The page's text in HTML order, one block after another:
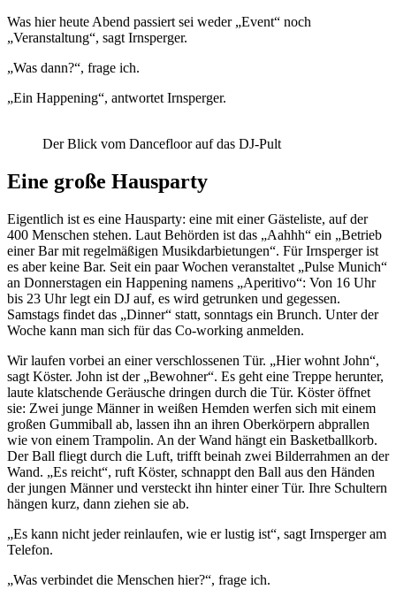
Was hier heute Abend passiert sei weder „Event“ noch
„Veranstaltung“, sagt Irnsperger.
„Was dann?“, frage ich.
„Ein Happening“, antwortet Irnsperger.
Der Blick vom Dancefloor auf das DJ-Pult
Eine große Hausparty
Eigentlich ist es eine Hausparty: eine mit einer Gästeliste, auf der
400 Menschen stehen. Laut Behörden ist das „Aahhh“ ein „Betrieb
einer Bar mit regelmäßigen Musikdarbietungen“. Für Irnsperger ist
es aber keine Bar. Seit ein paar Wochen veranstaltet „Pulse Munich“
an Donnerstagen ein Happening namens „Aperitivo“: Von 16 Uhr
bis 23 Uhr legt ein DJ auf, es wird getrunken und gegessen.
Samstags findet das „Dinner“ statt, sonntags ein Brunch. Unter der
Woche kann man sich für das Co-working anmelden.
Wir laufen vorbei an einer verschlossenen Tür. „Hier wohnt John“,
sagt Köster. John ist der „Bewohner“. Es geht eine Treppe herunter,
laute klatschende Geräusche dringen durch die Tür. Köster öffnet
sie: Zwei junge Männer in weißen Hemden werfen sich mit einem
großen Gummiball ab, lassen ihn an ihren Oberkörpern abprallen
wie von einem Trampolin. An der Wand hängt ein Basketballkorb.
Der Ball fliegt durch die Luft, trifft beinah zwei Bilderrahmen an der
Wand. „Es reicht“, ruft Köster, schnappt den Ball aus den Händen
der jungen Männer und versteckt ihn hinter einer Tür. Ihre Schultern
hängen kurz, dann ziehen sie ab.
„Es kann nicht jeder reinlaufen, wie er lustig ist“, sagt Irnsperger am
Telefon.
„Was verbindet die Menschen hier?“, frage ich.